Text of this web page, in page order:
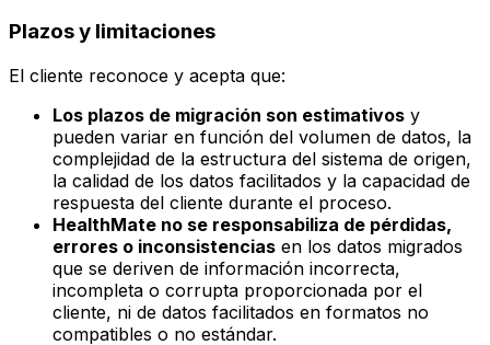
Plazos y limitaciones
El cliente reconoce y acepta que:
Los plazos de migración son estimativos y
pueden variar en función del volumen de datos, la
complejidad de la estructura del sistema de origen,
la calidad de los datos facilitados y la capacidad de
respuesta del cliente durante el proceso.
HealthMate no se responsabiliza de pérdidas,
errores o inconsistencias en los datos migrados
que se deriven de información incorrecta,
incompleta o corrupta proporcionada por el
cliente, ni de datos facilitados en formatos no
compatibles o no estándar.